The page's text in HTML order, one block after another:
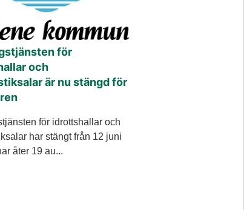
för
och
är nu stängd för
för idrottshallar och
har stängt från 12 juni
åter 19 au...